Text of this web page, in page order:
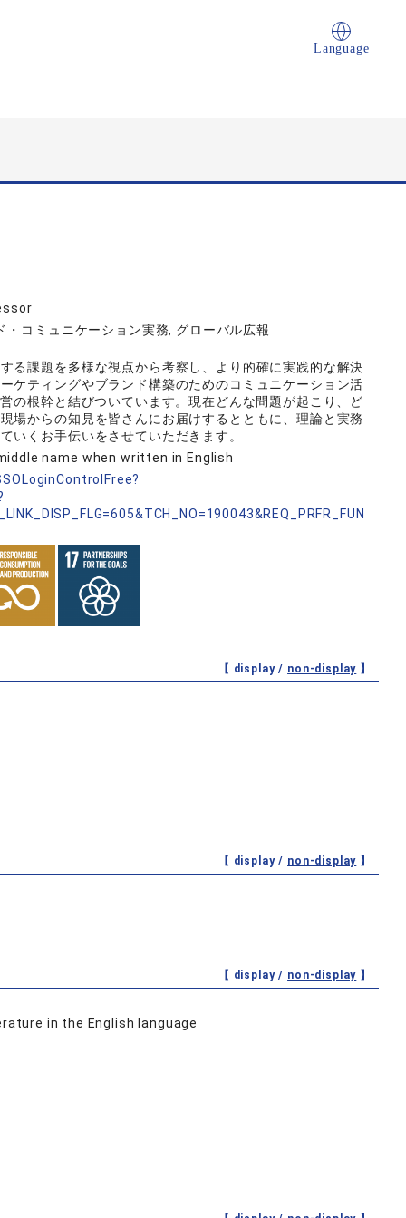
Language
コミュニケーション実務, グローバル広報
る課題を多様な視点から考察し、より的確に実践的な解決
ケティングやブランド構築のためのコミュニケーション活
の根幹と結びついています。現在どんな問題が起こり、ど
場からの知見を皆さんにお届けするとともに、理論と実務
いくお手伝いをさせていただきます。
name when written in English
【 display / non-display 】
【 display / non-display 】
【 display / non-display 】
in the English language